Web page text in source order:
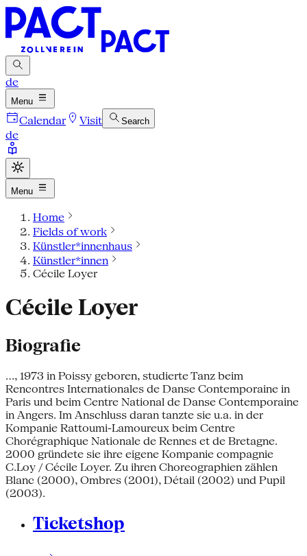
de
Menu
Calendar Visit Search
de
Menu
Home
Fields of work
Künstler*innenhaus
Künstler*innen
Cécile Loyer
Cécile Loyer
Biografie
..., 1973 in Poissy geboren, studierte Tanz beim
Rencontres Internationales de Danse Contemporaine in
Paris und beim Centre National de Danse Contemporaine
in Angers. Im Anschluss daran tanzte sie u.a. in der
Kompanie Rattoumi-Lamoureux beim Centre
Chorégraphique Nationale de Rennes et de Bretagne.
2000 gründete sie ihre eigene Kompanie compagnie
C.Loy / Cécile Loyer. Zu ihren Choreographien zählen
Blanc (2000), Ombres (2001), Détail (2002) und Pupil
(2003).
Ticketshop